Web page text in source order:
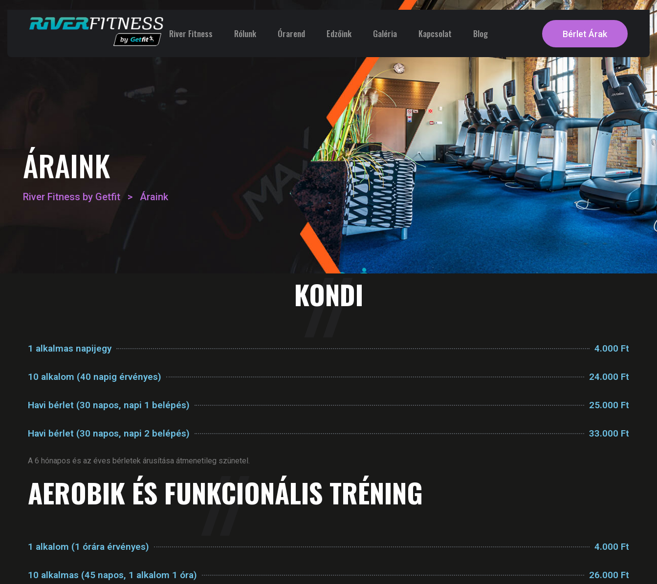
River Fitness Rólunk Órarend Edzőink Galéria Kapcsolat Blog Bérlet Árak
ÁRAINK
River Fitness by Getfit > Áraink
KONDI
1 alkalmas napijegy 4.000 Ft
10 alkalom (40 napig érvényes) 24.000 Ft
Havi bérlet (30 napos, napi 1 belépés) 25.000 Ft
Havi bérlet (30 napos, napi 2 belépés) 33.000 Ft
A 6 hónapos és az éves bérletek árusítása átmenetileg szünetel.
AEROBIK ÉS FUNKCIONÁLIS TRÉNING
1 alkalom (1 órára érvényes) 4.000 Ft
10 alkalmas (45 napos, 1 alkalom 1 óra) 26.000 Ft